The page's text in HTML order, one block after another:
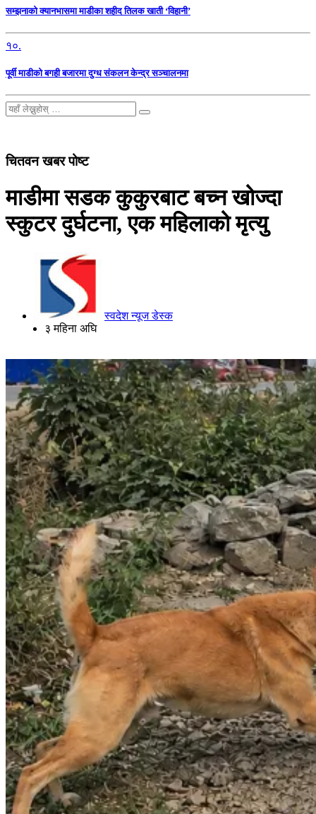
सम्झनाको क्यानभासमा माडीका शहीद तिलक खाती ‘विहानी’
१०.
पूर्वी माडीको बगही बजारमा दुग्ध संकलन केन्द्र सञ्चालनमा
चितवन खबर पोष्ट
माडीमा सडक कुकुरबाट बच्न खोज्दा
स्कुटर दुर्घटना, एक महिलाको मृत्यु
स्वदेश न्यूज डेस्क
३ महिना अघि